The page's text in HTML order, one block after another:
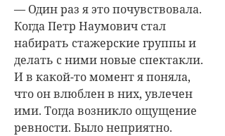
— Один раз я это почувствовала.
Когда Петр Наумович стал
набирать стажерские группы и
делать с ними новые спектакли.
И в какой-то момент я поняла,
что он влюблен в них, увлечен
ими. Тогда возникло ощущение
ревности. Было неприятно.